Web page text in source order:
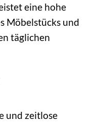
eine hohe
Möbelstücks und
täglichen
und zeitlose